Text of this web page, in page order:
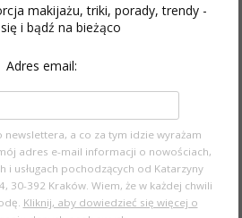
makijażu, triki, porady, trendy -
i bądź na bieżąco
Adres email:
newslettera, a co za tym idzie wyrażam
adres e-mail informacji o nowościach,
usługach pochodzących od Katarzyny
30-392 Kraków. Wiem, że w każdej chwili
Kliknij, aby dowiedzieć się więcej o